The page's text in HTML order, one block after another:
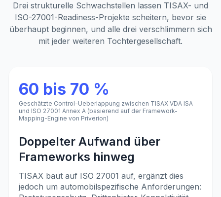
Drei strukturelle Schwachstellen lassen TISAX- und
ISO-27001-Readiness-Projekte scheitern, bevor sie
überhaupt beginnen, und alle drei verschlimmern sich
mit jeder weiteren Tochtergesellschaft.
60 bis 70 %
Geschätzte Control-Ueberlappung zwischen TISAX VDA ISA
und ISO 27001 Annex A (basierend auf der Framework-
Mapping-Engine von Priverion)
Doppelter Aufwand über
Frameworks hinweg
TISAX baut auf ISO 27001 auf, ergänzt dies
jedoch um automobilspezifische Anforderungen: